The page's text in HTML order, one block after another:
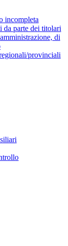
incompleta
da parte dei titolari
di
provinciali